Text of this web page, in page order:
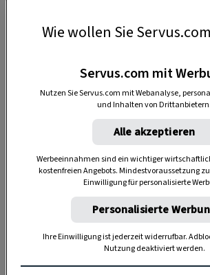
Hirsebrei mit Birnen, Nüssen
Dieser Hirsebrei sorgt sofort für
hält lange satt. DasRezept für
Radler-Frühstückist leicht
Brei kann warm, aber auch kalt
werden, und eignet sich auch
Wie wollen Sie
Servus.com mit
Nutzen Sie Servus.com mit Webanalyse,
und Inhalten von Drittanbietern.
Alle akzeptieren
Werbeeinnahmen sind ein wichtiger
kostenfreien Angebots. Mindestvoraussetzung
Einwilligung für personalisierte
Personalisierte
Ihre Einwilligung ist jederzeit widerrufbar.
Nutzung deaktiviert werden.